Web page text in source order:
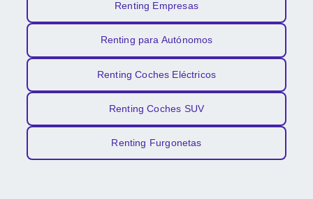
Renting Empresas
Renting para Autónomos
Renting Coches Eléctricos
Renting Coches SUV
Renting Furgonetas